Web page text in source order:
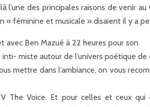
l’une des principales raisons de venir
« féminine et musicale » disaient il y a
avec Ben Mazué à 22 heures pour son
inti- miste autour de l’univers poétique
mettre dans l’ambiance, on vous
The Voice. Et pour celles et ceux